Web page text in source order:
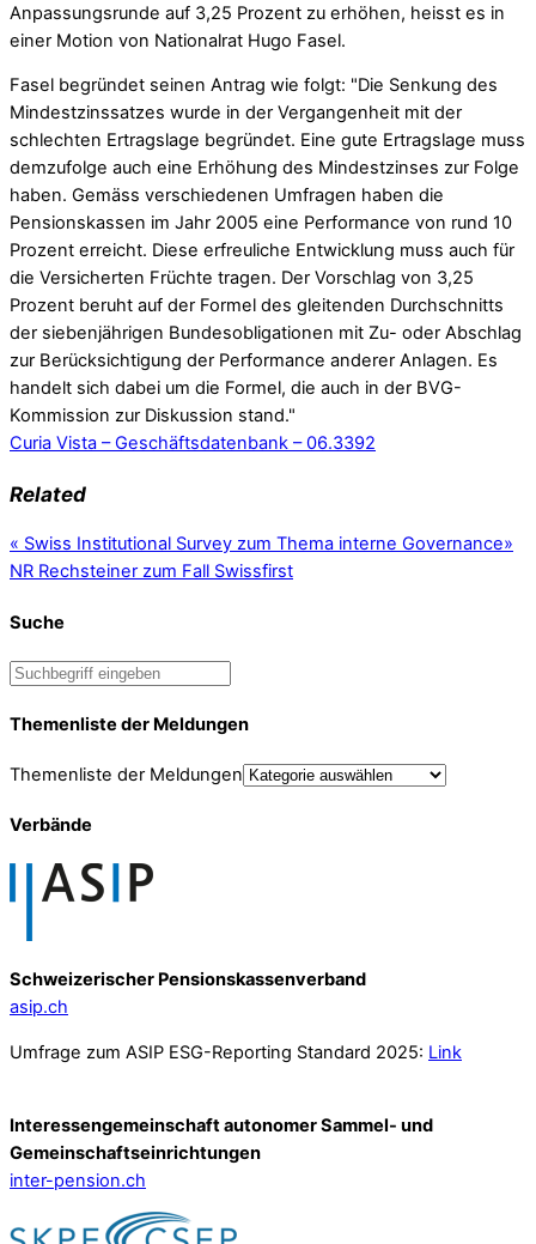
Anpassungsrunde auf 3,25 Prozent zu erhöhen, heisst es in
einer Motion von Nationalrat Hugo Fasel.
Fasel begründet seinen Antrag wie folgt: "Die Senkung des
Mindestzinssatzes wurde in der Vergangenheit mit der
schlechten Ertragslage begründet. Eine gute Ertragslage muss
demzufolge auch eine Erhöhung des Mindestzinses zur Folge
haben. Gemäss verschiedenen Umfragen haben die
Pensionskassen im Jahr 2005 eine Performance von rund 10
Prozent erreicht. Diese erfreuliche Entwicklung muss auch für
die Versicherten Früchte tragen. Der Vorschlag von 3,25
Prozent beruht auf der Formel des gleitenden Durchschnitts
der siebenjährigen Bundesobligationen mit Zu- oder Abschlag
zur Berücksichtigung der Performance anderer Anlagen. Es
handelt sich dabei um die Formel, die auch in der BVG-
Kommission zur Diskussion stand."
Curia Vista – Geschäftsdatenbank – 06.3392
Related
« Swiss Institutional Survey zum Thema interne Governance»
NR Rechsteiner zum Fall Swissfirst
Suche
Themenliste der Meldungen
Themenliste der Meldungen
Verbände
Schweizerischer Pensionskassenverband
asip.ch
Umfrage zum ASIP ESG-Reporting Standard 2025: Link
Interessengemeinschaft autonomer Sammel- und
Gemeinschafts­einrichtungen
inter-pension.ch